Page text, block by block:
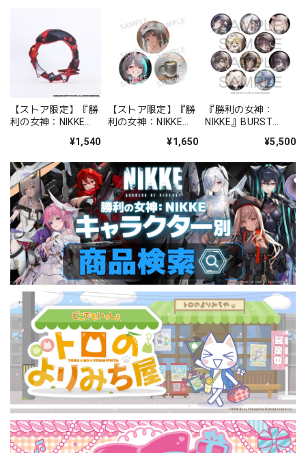
【ストア限定】『勝
利の女神：NIKKE』
ダー ラピ：レッドフ
¥1,540
【ストア限定】『勝
利の女神：NIKKE』
缶バッジセット ミル
¥1,650
『勝利の女神：
NIKKE』BURST
ジ Vol.9 BOX 全10種
¥5,500